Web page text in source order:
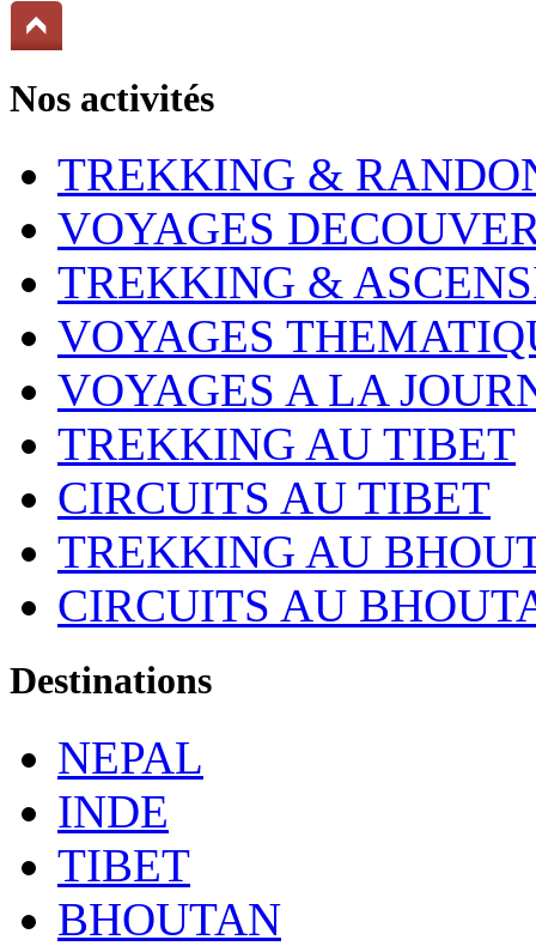
Nos activités
TREKKING &
VOYAGES
TREKKING &
VOYAGES
VOYAGES A LA
TREKKING AU TIBET
CIRCUITS AU TIBET
TREKKING AU
CIRCUITS AU
Destinations
NEPAL
INDE
TIBET
BHOUTAN